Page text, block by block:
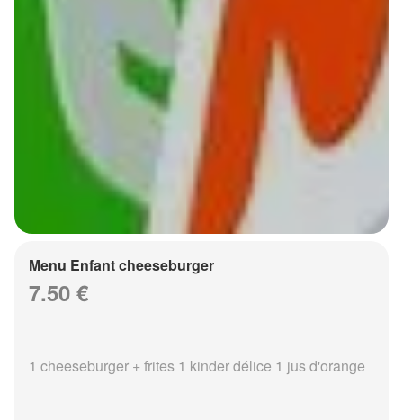
Menu Enfant cheeseburger
7.50 €
1 cheeseburger + frites 1 kinder délice 1 jus d'orange